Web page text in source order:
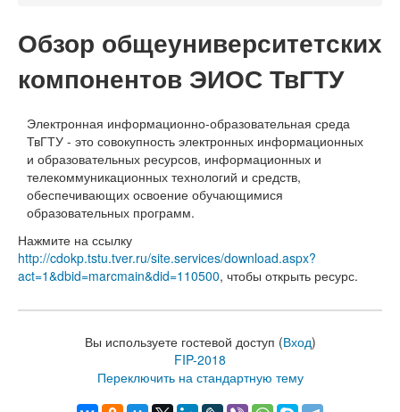
Обзор общеуниверситетских
компонентов ЭИОС ТвГТУ
Электронная информационно-образовательная среда
ТвГТУ - это совокупность электронных информационных
и образовательных ресурсов, информационных и
телекоммуникационных технологий и средств,
обеспечивающих освоение обучающимися
образовательных программ.
Нажмите на ссылку
http://cdokp.tstu.tver.ru/site.services/download.aspx?
act=1&dbid=marcmain&did=110500, чтобы открыть ресурс.
Вы используете гостевой доступ (Вход)
FIP-2018
Переключить на стандартную тему